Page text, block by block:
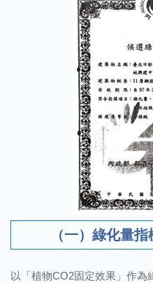
（一）綠化量指
以「植物CO2固定效果」作為